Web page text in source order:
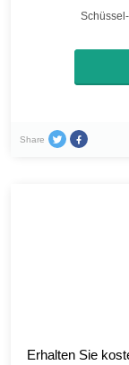
Share
Erhalten Sie